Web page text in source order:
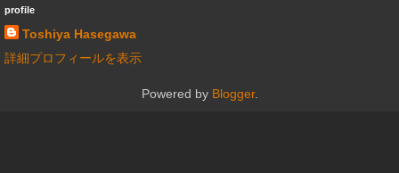
profile
Toshiya Hasegawa
詳細プロフィールを表示
Powered by Blogger.